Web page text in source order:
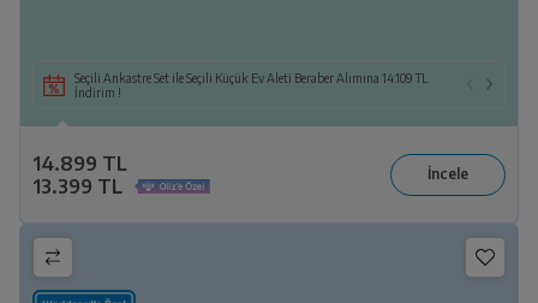
Seçili Ankastre Set ile Seçili Küçük Ev Aleti Beraber Alımına 14.109 TL
İndirim !
14.899 TL
13.399 TL